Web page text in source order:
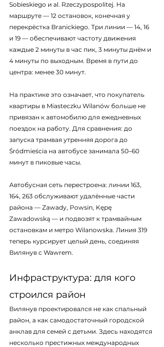
Sobieskiego и al. Rzeczypospolitej. На
маршруте — 12 остановок, конечная у
перекрёстка Branickiego. Три линии — 14, 16
и 19 — обеспечивают частоту движения
каждые 2 минуты в час пик, 3 минуты днём и
4 минуты по выходным. Время в пути до
центра: менее 30 минут.
На практике это означает, что покупатель
квартиры в Miasteczku Wilanów больше не
привязан к автомобилю для ежедневных
поездок на работу. Для сравнения: до
запуска трамвая утренняя дорога до
Śródmieścia на автобусе занимала 50–60
минут в пиковые часы.
Автобусная сеть перестроена: линии 163,
164, 263 обслуживают удалённые части
района — Zawady, Powsin, Kępę
Zawadowską — и подвозят к трамвайным
остановкам и метро Wilanowska. Линия 319
теперь курсирует целый день, соединяя
Вилянув с Wawrem.
Инфраструктура: для кого
строился район
Вилянув проектировался не как спальный
район, а как самодостаточный городской
анклав для семей с детьми. Здесь находятся
несколько престижных международных